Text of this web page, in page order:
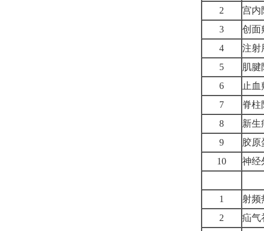
2
宫内
3
创面
4
注射
5
肌腱
6
止血
7
脊柱
8
新生
9
胶原
10
神经
1
射频
2
疝气